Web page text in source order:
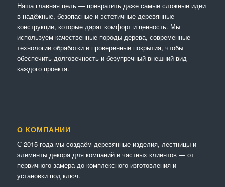
Наша главная цель — превратить даже самые сложные идеи
в надёжные, безопасные и эстетичные деревянные
конструкции, которые дарят комфорт и ценность. Мы
используем качественные породы дерева, современные
технологии обработки и проверенные покрытия, чтобы
обеспечить долговечность и безупречный внешний вид
каждого проекта.
О КОМПАНИИ
С 2015 года мы создаём деревянные изделия, лестницы и
элементы декора для компаний и частных клиентов — от
первичного замера до комплексного изготовления и
установки под ключ.